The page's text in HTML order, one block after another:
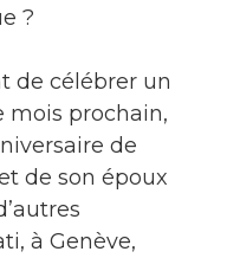
?
de célébrer un
mois prochain,
de
de son époux
à Genève,